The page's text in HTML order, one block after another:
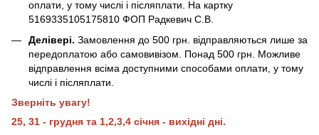
оплати, у тому числі і післяплати. На картку
5169335105175810 ФОП Радкевич С.В.
Делівері. Замовлення до 500 грн. відправляються лише за
передоплатою або самовивізом. Понад 500 грн. Можливе
відправлення всіма доступними способами оплати, у тому
числі і післяплати.
Зверніть увагу!
25, 31 - грудня та 1,2,3,4 січня - вихідні дні.